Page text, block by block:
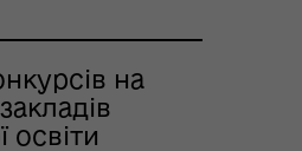
на
освіти